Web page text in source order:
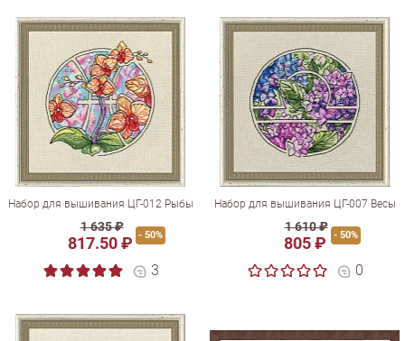
Набор для вышивания ЦГ-012 Рыбы
1 635 ₽
817.50 ₽ - 50%
3
Набор для вышивания ЦГ-007 Весы
1 610 ₽
805 ₽ - 50%
0